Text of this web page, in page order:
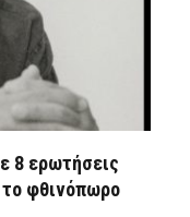
8 ερωτήσεις
το φθινόπωρο